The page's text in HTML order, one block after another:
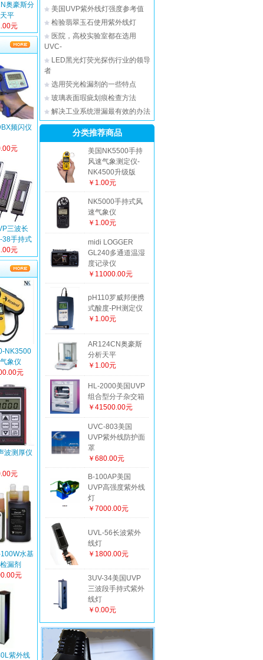
奥豪斯分
平
元
频闪仪
元
三波长
38手持式
线灯
元
NK3500
象仪
元
波测厚仪
元
水基
漏剂
元
紫外线
美国UVP紫外线灯强度参考值
检验翡翠玉石使用紫外线灯
医院，高校实验室都在选用
UVC-
LED黑光灯荧光探伤行业的领导
者
选用荧光检漏剂的一些特点
玻璃表面瑕疵划痕检查方法
解决工业系统泄漏最有效的办法
分类推荐商品
美国NK5500手持
风速气象测定仪-
NK4500升级版
￥1.00元
NK5000手持式风
速气象仪
￥1.00元
midi LOGGER
GL240多通道温湿
度记录仪
￥11000.00元
pH110罗威邦便携
式酸度-PH测定仪
￥1.00元
AR124CN奥豪斯
分析天平
￥1.00元
HL-2000美国UVP
组合型分子杂交箱
￥41500.00元
UVC-803美国
UVP紫外线防护面
罩
￥680.00元
B-100AP美国
UVP高强度紫外线
灯
￥7000.00元
UVL-56长波紫外
线灯
￥1800.00元
3UV-34美国UVP
三波段手持式紫外
线灯
￥0.00元